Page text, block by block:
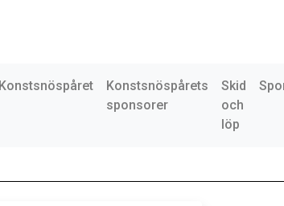
Konstsnöspåret
Konstsnöspårets
sponsorer
Skid
och
löp